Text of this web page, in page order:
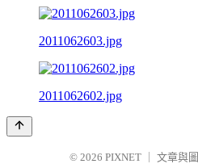
2011062603.jpg
2011062602.jpg
© 2026 PIXNET
文章與